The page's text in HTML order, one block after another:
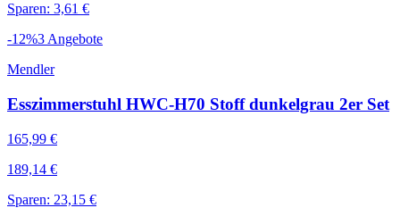
Sparen: 3,61 €
-12%3 Angebote
Mendler
Esszimmerstuhl HWC-H70 Stoff dunkelgrau 2er Set
165,99 €
189,14 €
Sparen: 23,15 €